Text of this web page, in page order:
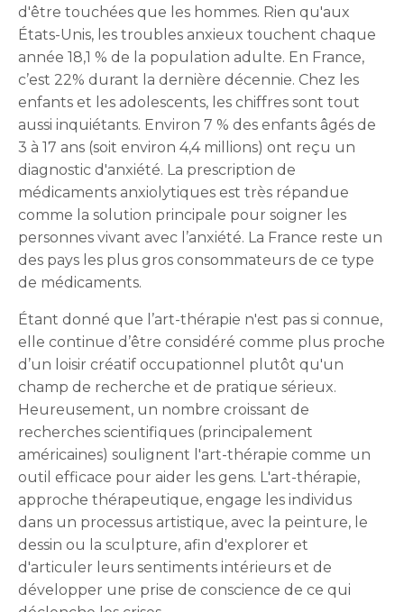
d'être touchées que les hommes. Rien qu'aux
États-Unis, les troubles anxieux touchent chaque
année 18,1 % de la population adulte. En France,
c’est 22% durant la dernière décennie. Chez les
enfants et les adolescents, les chiffres sont tout
aussi inquiétants. Environ 7 % des enfants âgés de
3 à 17 ans (soit environ 4,4 millions) ont reçu un
diagnostic d'anxiété. La prescription de
médicaments anxiolytiques est très répandue
comme la solution principale pour soigner les
personnes vivant avec l’anxiété. La France reste un
des pays les plus gros consommateurs de ce type
de médicaments.
Étant donné que l’art-thérapie n'est pas si connue,
elle continue d’être considéré comme plus proche
d’un loisir créatif occupationnel plutôt qu'un
champ de recherche et de pratique sérieux.
Heureusement, un nombre croissant de
recherches scientifiques (principalement
américaines) soulignent l'art-thérapie comme un
outil efficace pour aider les gens. L'art-thérapie,
approche thérapeutique, engage les individus
dans un processus artistique, avec la peinture, le
dessin ou la sculpture, afin d'explorer et
d'articuler leurs sentiments intérieurs et de
développer une prise de conscience de ce qui